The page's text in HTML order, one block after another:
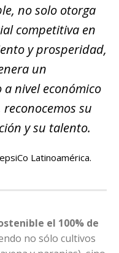
no solo otorga
competitiva en
y prosperidad,
un
nivel económico
reconocemos su
y su talento.
Latinoamérica.
el 100% de
no sólo cultivos